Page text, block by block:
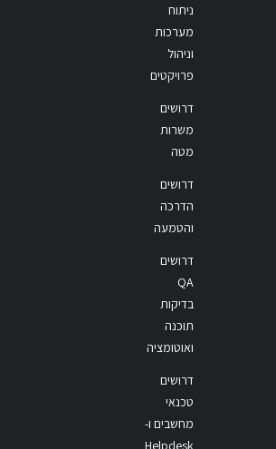
ניתוח
מערכות
וניהול
פרויקטים
דרושים
משרות
מטה
דרושים
הדרכה
והטמעה
דרושים
QA
בדיקות
תוכנה
ואוטומציה
דרושים
טכנאי
מחשבים ו-
Helpdesk